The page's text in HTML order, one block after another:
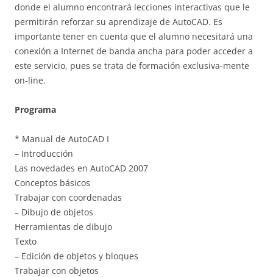
donde el alumno encontrará lecciones interactivas que le
permitirán reforzar su aprendizaje de AutoCAD. Es
importante tener en cuenta que el alumno necesitará una
conexión a Internet de banda ancha para poder acceder a
este servicio, pues se trata de formación exclusiva-mente
on-line.
Programa
* Manual de AutoCAD I
– Introducción
Las novedades en AutoCAD 2007
Conceptos básicos
Trabajar con coordenadas
– Dibujo de objetos
Herramientas de dibujo
Texto
– Edición de objetos y bloques
Trabajar con objetos